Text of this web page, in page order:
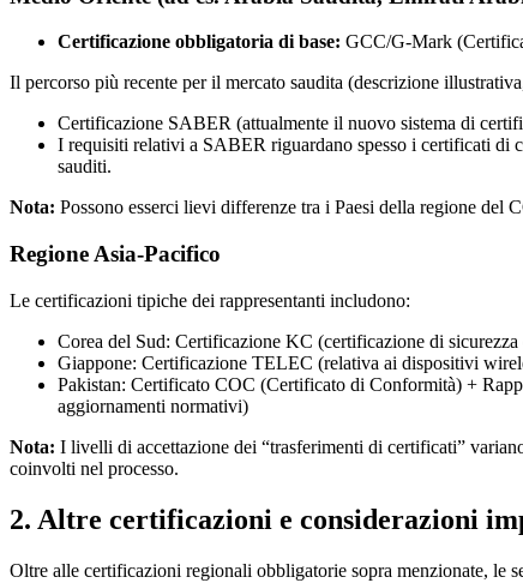
Certificazione obbligatoria di base: GCC/G-Mark
Il percorso più recente per il mercato saudita (descrizione
Certificazione SABER (attualmente il nuovo sistema di
I requisiti relativi a SABER riguardano spesso i certificati di
sauditi.
Nota: Possono esserci lievi differenze tra i Paesi della regione del
Regione Asia-Pacifico
Le certificazioni tipiche dei rappresentanti includono:
Corea del Sud: Certificazione KC (certificazione di
Giappone: Certificazione TELEC (relativa ai dispositivi
Pakistan: Certificato COC (Certificato di Conformità) +
aggiornamenti normativi)
Nota: I livelli di accettazione dei “trasferimenti di certificati”
coinvolti nel processo.
2. Altre certificazioni e considerazioni
Oltre alle certificazioni regionali obbligatorie sopra menzionate, le